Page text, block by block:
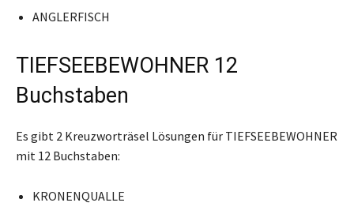
ANGLERFISCH
TIEFSEEBEWOHNER 12
Buchstaben
Es gibt 2 Kreuzworträsel Lösungen für TIEFSEEBEWOHNER
mit 12 Buchstaben:
KRONENQUALLE